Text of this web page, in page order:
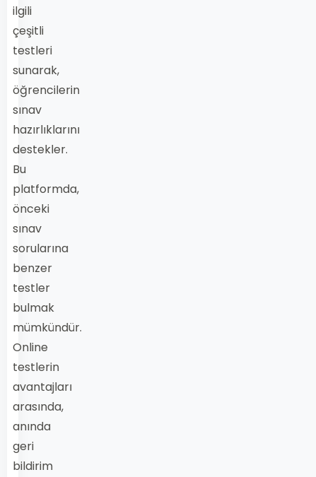
ilgili
çeşitli
testleri
sunarak,
öğrencilerin
sınav
hazırlıklarını
destekler.
Bu
platformda,
önceki
sınav
sorularına
benzer
testler
bulmak
mümkündür.
Online
testlerin
avantajları
arasında,
anında
geri
bildirim